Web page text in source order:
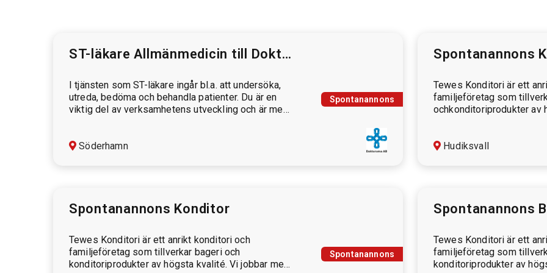
ST-läkare Allmänmedicin till Dokto
I tjänsten som ST-läkare ingår bl.a. att undersöka,
utreda, bedöma och behandla patienter. Du är en
viktig del av verksamhetens utveckling och är med
Söderhamn
Spontanannons
Spontanannons
Tewes Konditori är ett
familjeföretag som
ochkonditoriprodukter av
Hudiksvall
Spontanannons Konditor
Tewes Konditori är ett anrikt konditori och
familjeföretag som tillverkar bageri och
konditoriprodukter av högsta kvalité. Vi jobbar med
Spontanannons
Spontanannons
Tewes Konditori är ett
familjeföretag som
konditoriprodukter av